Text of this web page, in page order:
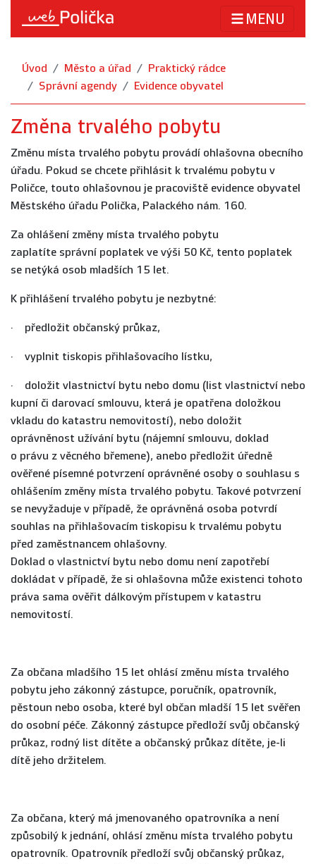
MENU
Úvod Město a úřad
Praktický rádce
Správní agendy
Evidence obyvatel
Změna trvalého pobytu
Změnu místa trvalého pobytu provádí ohlašovna obecního
úřadu. Pokud se chcete přihlásit k trvalému pobytu v
Poličce, touto ohlašovnou je pracoviště evidence obyvatel
Městského úřadu Polička, Palackého nám. 160.
Za ohlášení změny místa trvalého pobytu
zaplatíte správní poplatek ve výši 50 Kč, tento poplatek
se netýká osob mladších 15 let.
K přihlášení trvalého pobytu je nezbytné:
· předložit občanský průkaz,
· vyplnit tiskopis přihlašovacího lístku,
· doložit vlastnictví bytu nebo domu (list vlastnictví nebo
kupní či darovací smlouvu, která je opatřena doložkou
vkladu do katastru nemovitostí), nebo doložit
oprávněnost užívání bytu (nájemní smlouvu, doklad
o právu z věcného břemene), anebo předložit úředně
ověřené písemné potvrzení oprávněné osoby o souhlasu s
ohlášením změny místa trvalého pobytu. Takové potvrzení
se nevyžaduje v případě, že oprávněná osoba potvrdí
souhlas na přihlašovacím tiskopisu k trvalému pobytu
před zaměstnancem ohlašovny.
Doklad o vlastnictví bytu nebo domu není zapotřebí
dokládat v případě, že si ohlašovna může existenci tohoto
práva sama ověřit dálkovým přístupem v katastru
nemovitostí.
Za občana mladšího 15 let ohlásí změnu místa trvalého
pobytu jeho zákonný zástupce, poručník, opatrovník,
pěstoun nebo osoba, které byl občan mladší 15 let svěřen
do osobní péče. Zákonný zástupce předloží svůj občanský
průkaz, rodný list dítěte a občanský průkaz dítěte, je-li
dítě jeho držitelem.
Za občana, který má jmenovaného opatrovníka a není
způsobilý k jednání, ohlásí změnu místa trvalého pobytu
opatrovník. Opatrovník předloží svůj občanský průkaz,